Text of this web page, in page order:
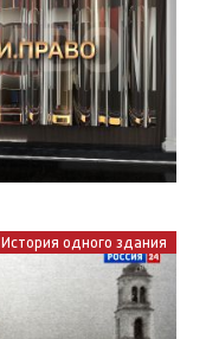
История одного здания